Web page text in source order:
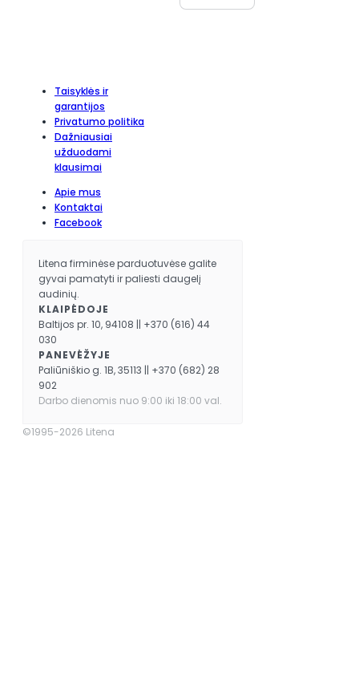
Taisyklės ir
garantijos
Privatumo politika
Dažniausiai
užduodami
klausimai
Apie mus
Kontaktai
Facebook
Litena firminėse parduotuvėse galite
gyvai pamatyti ir paliesti daugelį
audinių.
KLAIPĖDOJE
Baltijos pr. 10, 94108 || +370 (616) 44
030
PANEVĖŽYJE
Paliūniškio g. 1B, 35113 || +370 (682) 28
902
Darbo dienomis nuo 9:00 iki 18:00 val.
©1995-2026 Litena